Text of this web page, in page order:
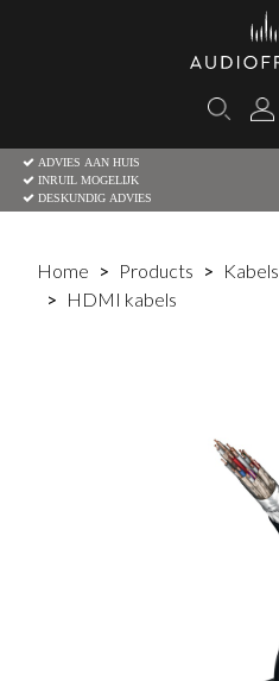
ADVIES AAN HUIS
INRUIL MOGELIJK
DESKUNDIG ADVIES
Home Products Kabels
HDMI kabels